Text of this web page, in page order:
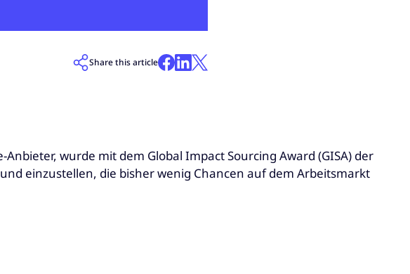
Share this article
wurde mit dem Global Impact Sourcing Award (GISA) der
einzustellen, die bisher wenig Chancen auf dem Arbeitsmarkt